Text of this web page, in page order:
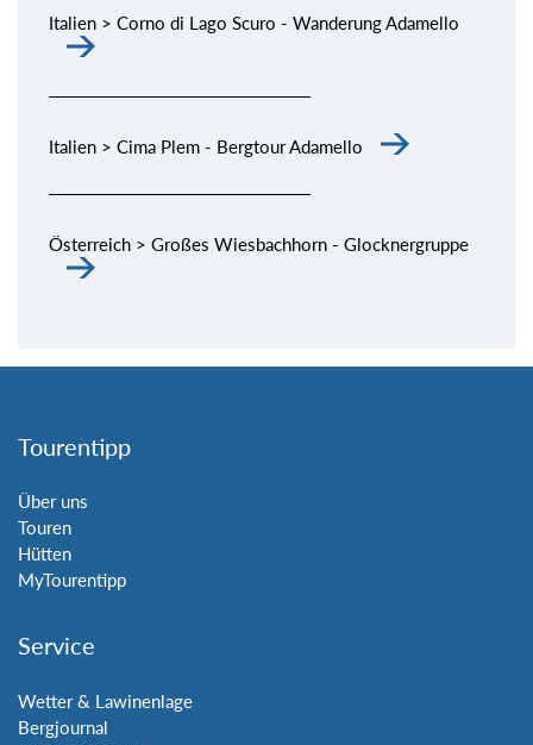
Italien > Corno di Lago Scuro - Wanderung Adamello
Italien > Cima Plem - Bergtour Adamello
Österreich > Großes Wiesbachhorn - Glocknergruppe
Tourentipp
Über uns
Touren
Hütten
MyTourentipp
Service
Wetter & Lawinenlage
Bergjournal